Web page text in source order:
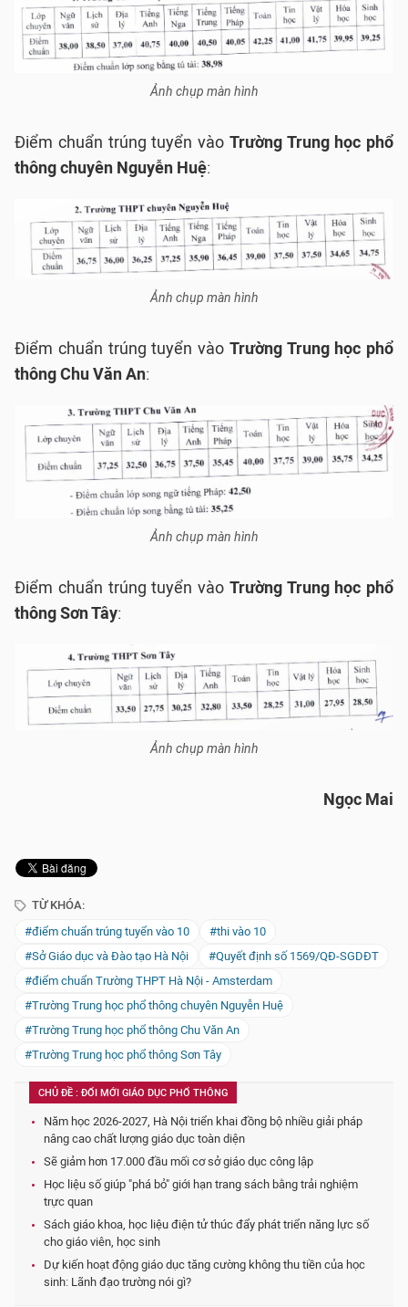
Ảnh chụp màn hình
Điểm chuẩn trúng tuyển vào Trường Trung học phổ
thông chuyên Nguyễn Huệ:
Ảnh chụp màn hình
Điểm chuẩn trúng tuyển vào Trường Trung học phổ
thông Chu Văn An:
Ảnh chụp màn hình
Điểm chuẩn trúng tuyển vào Trường Trung học phổ
thông Sơn Tây:
Ảnh chụp màn hình
Ngọc Mai
TỪ KHÓA:
#điểm chuẩn trúng tuyển vào 10
#thi vào 10
#Sở Giáo dục và Đào tạo Hà Nội
#Quyết định số 1569/QĐ-SGDĐT
#điểm chuẩn Trường THPT Hà Nội - Amsterdam
#Trường Trung học phổ thông chuyên Nguyễn Huệ
#Trường Trung học phổ thông Chu Văn An
#Trường Trung học phổ thông Sơn Tây
CHỦ ĐỀ : ĐỔI MỚI GIÁO DỤC PHỔ THÔNG
Năm học 2026-2027, Hà Nội triển khai đồng bộ nhiều giải pháp
nâng cao chất lượng giáo dục toàn diện
Sẽ giảm hơn 17.000 đầu mối cơ sở giáo dục công lập
Học liệu số giúp "phá bỏ" giới hạn trang sách bằng trải nghiệm
trực quan
Sách giáo khoa, học liệu điện tử thúc đẩy phát triển năng lực số
cho giáo viên, học sinh
Dự kiến hoạt động giáo dục tăng cường không thu tiền của học
sinh: Lãnh đạo trường nói gì?